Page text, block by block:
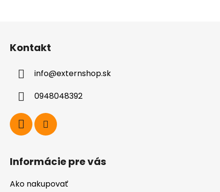
Kontakt
info@externshop.sk
0948048392
Informácie pre vás
Ako nakupovať